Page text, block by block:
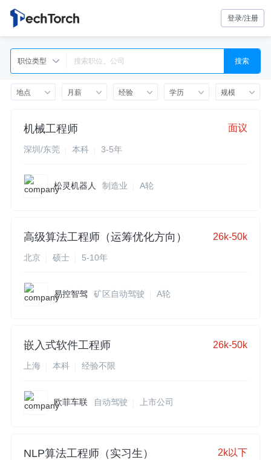
登录/注册
职位类型 搜索
地点 月薪 经验 学历 规模
机械工程师 面议
深圳/东莞 本科 3-5年
松灵机器人 制造业 A轮
高级算法工程师（运筹优化方向） 26k-50k
北京 硕士 5-10年
易控智驾 矿区自动驾驶 A轮
嵌入式软件工程师 26k-50k
上海 本科 经验不限
欧菲车联 自动驾驶 上市公司
NLP算法工程师（实习生） 2k以下